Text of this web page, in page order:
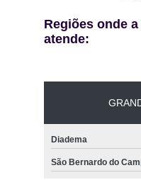
Regiões onde
atende:
Diadema
São Bernardo do